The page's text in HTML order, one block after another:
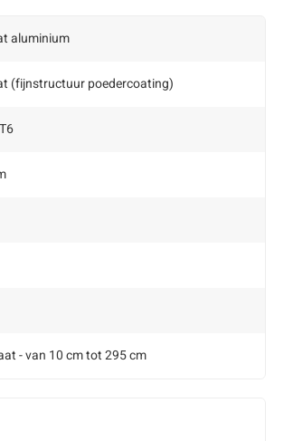
aluminium
(fijnstructuur poedercoating)
- van 10 cm tot 295 cm